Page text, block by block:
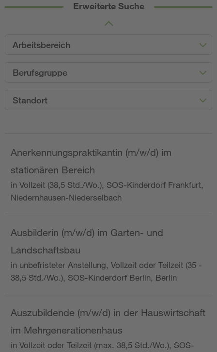
Erweiterte Suche
Arbeitsbereich
Berufsgruppe
Standort
Anerkennungspraktikantin (m/w/d) im
stationären Bereich
in Vollzeit (38,5 Std./Wo.), SOS-Kinderdorf Frankfurt,
Niedernhausen-Niederselbach
Ausbilderin (m/w/d) im Garten- und
Landschaftsbau
in unbefristeter Anstellung, Vollzeit oder Teilzeit (35 -
38,5 Std./Wo.), SOS-Kinderdorf Berlin, Berlin
Auszubildende (m/w/d) in der Hauswirtschaft
im Mehrgenerationenhaus
in Vollzeit oder Teilzeit (max. 38,5 Std./Wo.), SOS-